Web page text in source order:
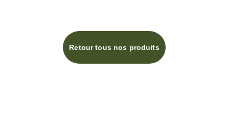
Retour tous nos produits